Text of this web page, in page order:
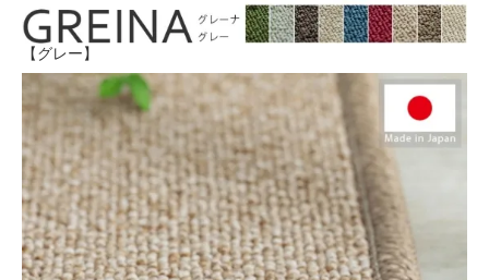
【グレー】